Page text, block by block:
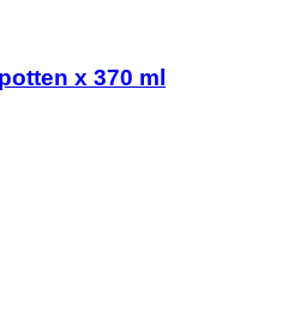
x 370 ml